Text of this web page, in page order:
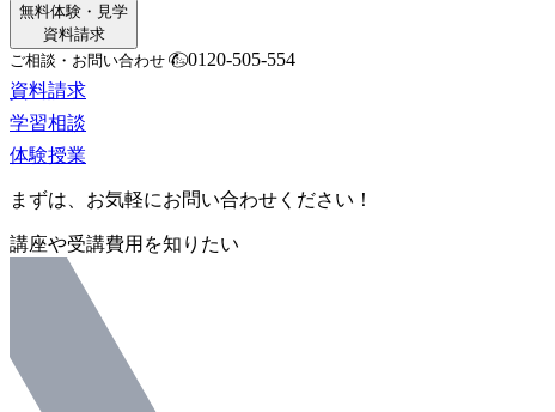
無料体験・見学
資料請求
ご相談・お問い合わせ
0120-505-554
資料請求
学習相談
体験授業
まずは、お気軽にお問い合わせください！
講座や受講費用を知りたい